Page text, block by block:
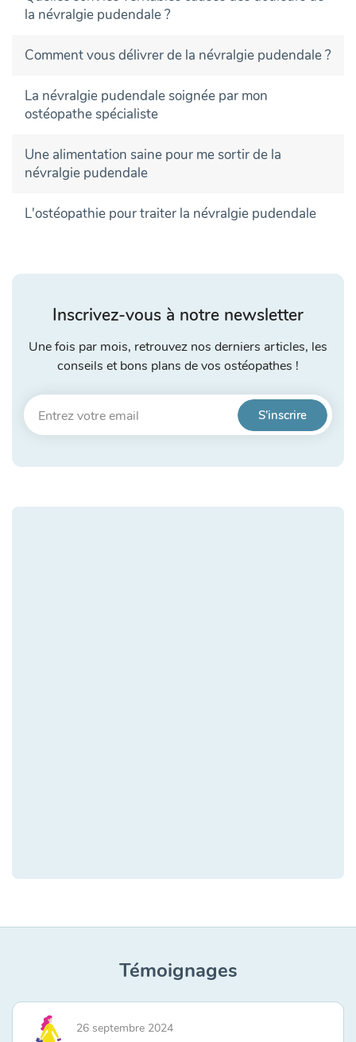
la névralgie pudendale ?
Comment vous délivrer de la névralgie pudendale ?
La névralgie pudendale soignée par mon
ostéopathe spécialiste
Une alimentation saine pour me sortir de la
névralgie pudendale
L'ostéopathie pour traiter la névralgie pudendale
Inscrivez-vous à notre newsletter
Une fois par mois, retrouvez nos derniers articles, les
conseils et bons plans de vos ostéopathes !
Témoignages
26 septembre 2024